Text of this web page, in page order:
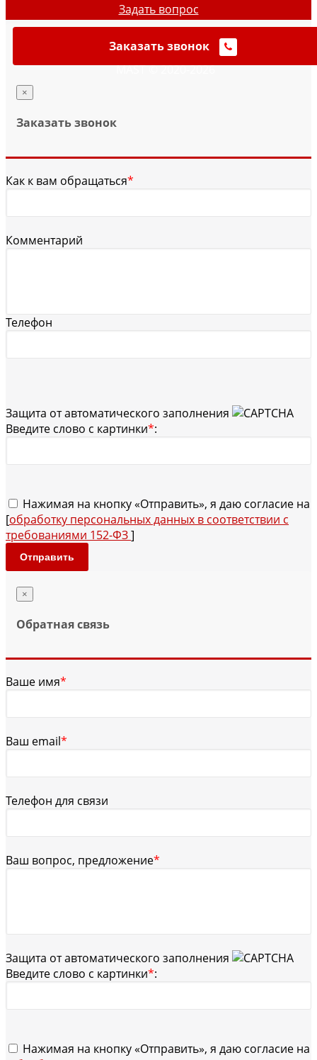
Задать вопрос
Заказать звонок
MAST © 2020-2026
×
Заказать звонок
Как к вам обращаться*
Комментарий
Телефон
Защита от автоматического заполнения
Введите слово с картинки*:
Нажимая на кнопку «Отправить», я даю согласие на
[обработку персональных данных в соответствии с
требованиями 152-ФЗ]
Отправить
×
Обратная связь
Ваше имя*
Ваш email*
Телефон для связи
Ваш вопрос, предложение*
Защита от автоматического заполнения
Введите слово с картинки*:
Нажимая на кнопку «Отправить», я даю согласие на